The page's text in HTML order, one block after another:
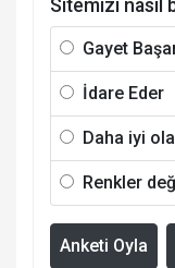
Sitemizi nasıl
Gayet
İdare Eder
Daha iyi
Renkler
Anketi Oyla